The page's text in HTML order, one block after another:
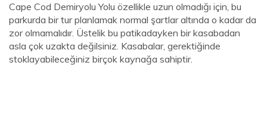
Cape Cod Demiryolu Yolu özellikle uzun olmadığı için, bu
parkurda bir tur planlamak normal şartlar altında o kadar da
zor olmamalıdır. Üstelik bu patikadayken bir kasabadan
asla çok uzakta değilsiniz. Kasabalar, gerektiğinde
stoklayabileceğiniz birçok kaynağa sahiptir.